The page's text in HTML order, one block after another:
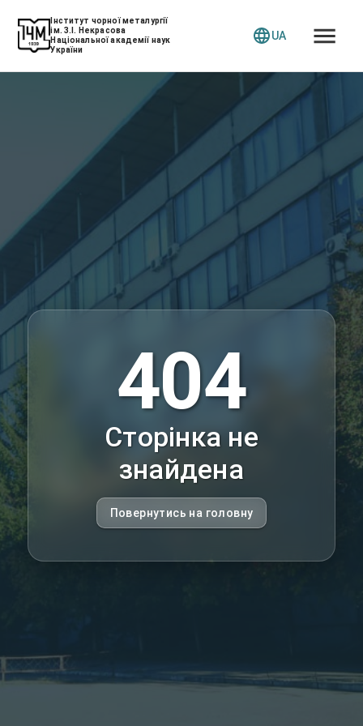
Інститут чорної металургії
ім. З.І. Некрасова
Національної академії наук
України
UA
404
Сторінка не
знайдена
Повернутись на головну